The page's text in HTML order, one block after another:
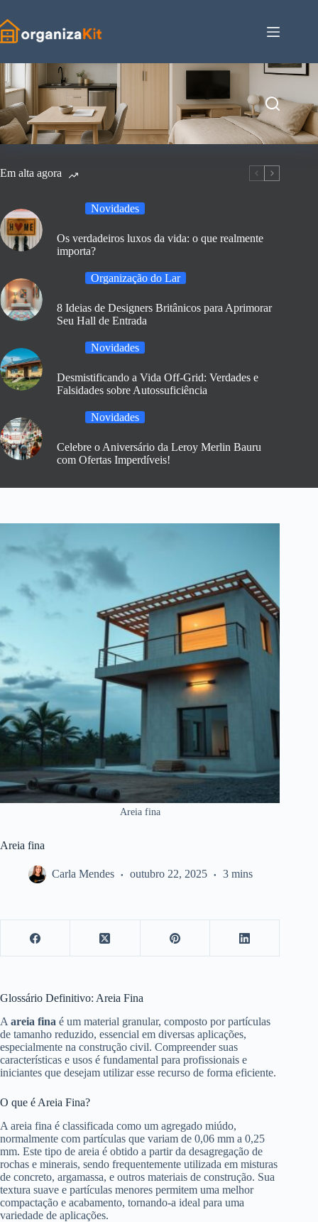
para
o
conteúdo
Em alta agora
Novidades
Os verdadeiros luxos da vida: o que realmente
importa?
Organização do Lar
8 Ideias de Designers Britânicos para Aprimorar
Seu Hall de Entrada
Novidades
Desmistificando a Vida Off-Grid: Verdades e
Falsidades sobre Autossuficiência
Novidades
Celebre o Aniversário da Leroy Merlin Bauru
com Ofertas Imperdíveis!
Areia fina
Areia fina
Carla Mendes outubro 22, 2025 3 mins
Glossário Definitivo: Areia Fina
A areia fina é um material granular, composto por partículas
de tamanho reduzido, essencial em diversas aplicações,
especialmente na construção civil. Compreender suas
características e usos é fundamental para profissionais e
iniciantes que desejam utilizar esse recurso de forma eficiente.
O que é Areia Fina?
A areia fina é classificada como um agregado miúdo,
normalmente com partículas que variam de 0,06 mm a 0,25
mm. Este tipo de areia é obtido a partir da desagregação de
rochas e minerais, sendo frequentemente utilizada em misturas
de concreto, argamassa, e outros materiais de construção. Sua
textura suave e partículas menores permitem uma melhor
compactação e acabamento, tornando-a ideal para uma
variedade de aplicações.